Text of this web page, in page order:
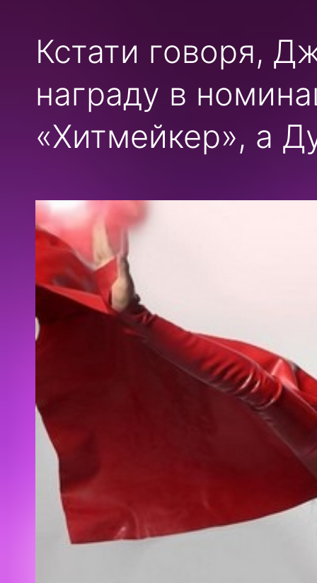
Кстати говоря,
награду в
«Хитмейкер», а